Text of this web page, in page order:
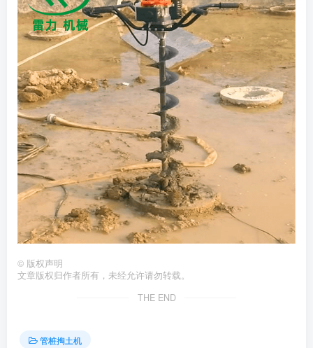
© 版权声明
文章版权归作者所有，未经允许请勿转载。
THE END
管桩掏土机